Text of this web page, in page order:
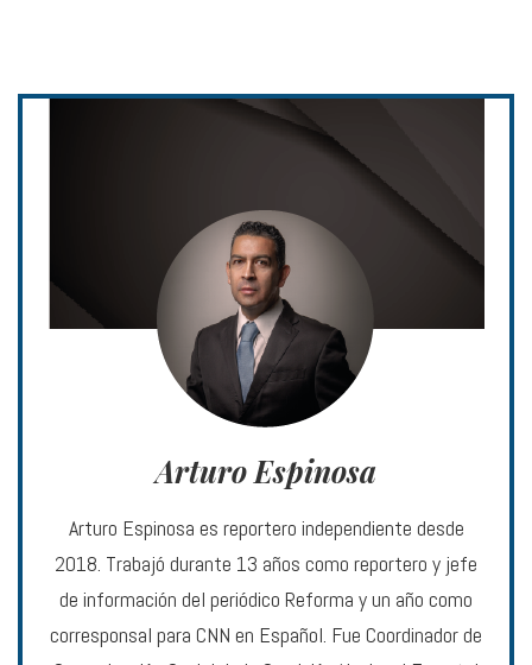
Arturo Espinosa
Arturo Espinosa es reportero independiente desde
2018. Trabajó durante 13 años como reportero y jefe
de información del periódico Reforma y un año como
corresponsal para CNN en Español. Fue Coordinador de